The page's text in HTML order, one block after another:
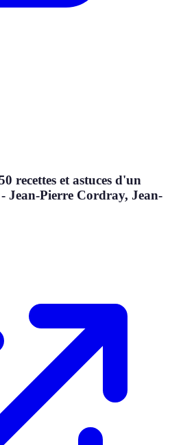
recettes et astuces d'un
Jean-Pierre Cordray, Jean-